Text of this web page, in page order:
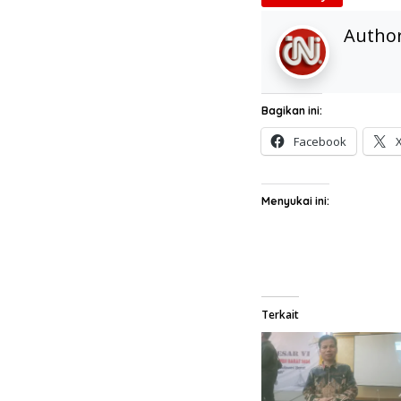
Bagikan ini:
Facebook
Menyukai ini:
Terkait